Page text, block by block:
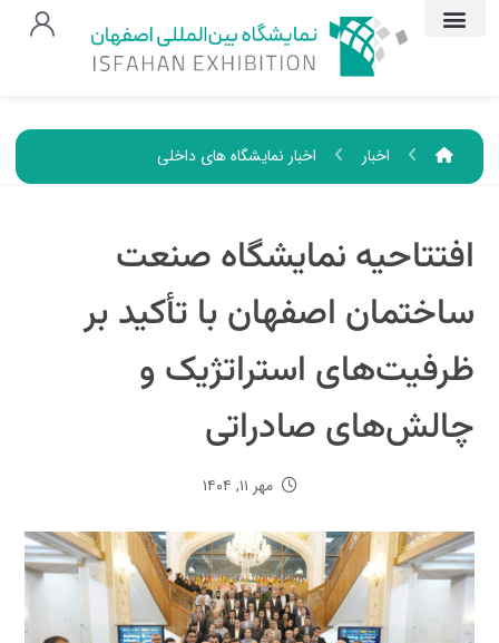
اخبار اخبار نمایشگاه های داخلی
افتتاحیه نمایشگاه صنعت
ساختمان اصفهان با تأکید بر
ظرفیت‌های استراتژیک و
چالش‌های صادراتی
مهر ۱۱, ۱۴۰۴